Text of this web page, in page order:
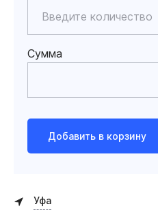
Сумма
Добавить в корзину
Уфа